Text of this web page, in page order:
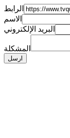
الرابط
الاسم
البريد الإلكتروني
المشكلة
ارسل